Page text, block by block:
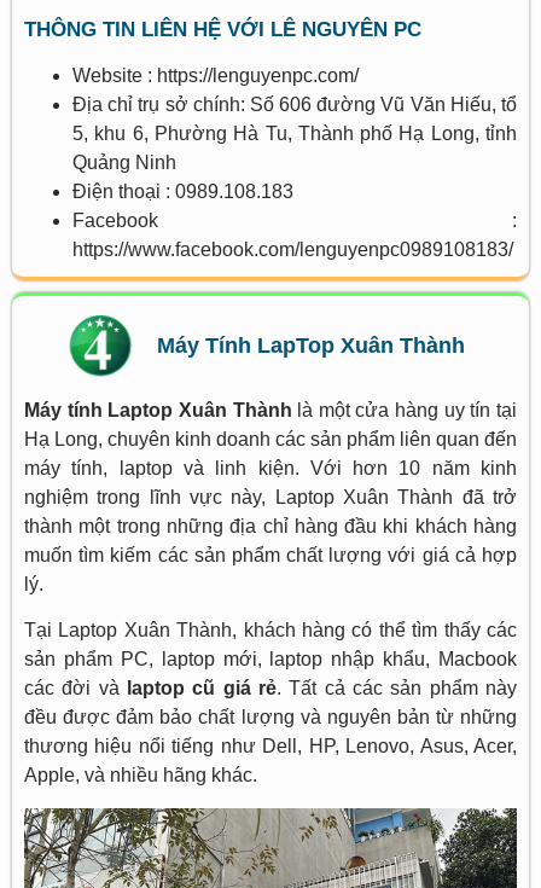
THÔNG TIN LIÊN HỆ VỚI LÊ NGUYÊN PC
Website : https://lenguyenpc.com/
Địa chỉ trụ sở chính: Số 606 đường Vũ Văn Hiếu, tổ
5, khu 6, Phường Hà Tu, Thành phố Hạ Long, tỉnh
Quảng Ninh
Điện thoại : 0989.108.183
Facebook :
https://www.facebook.com/lenguyenpc0989108183/
Máy Tính LapTop Xuân Thành
Máy tính Laptop Xuân Thành là một cửa hàng uy tín tại
Hạ Long, chuyên kinh doanh các sản phẩm liên quan đến
máy tính, laptop và linh kiện. Với hơn 10 năm kinh
nghiệm trong lĩnh vực này, Laptop Xuân Thành đã trở
thành một trong những địa chỉ hàng đầu khi khách hàng
muốn tìm kiếm các sản phẩm chất lượng với giá cả hợp
lý.
Tại Laptop Xuân Thành, khách hàng có thể tìm thấy các
sản phẩm PC, laptop mới, laptop nhập khẩu, Macbook
các đời và laptop cũ giá rẻ. Tất cả các sản phẩm này
đều được đảm bảo chất lượng và nguyên bản từ những
thương hiệu nổi tiếng như Dell, HP, Lenovo, Asus, Acer,
Apple, và nhiều hãng khác.